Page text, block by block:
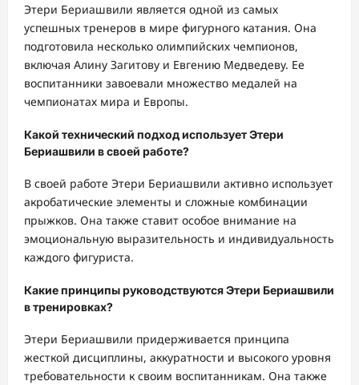
Этери Бериашвили является одной из самых
успешных тренеров в мире фигурного катания. Она
подготовила несколько олимпийских чемпионов,
включая Алину Загитову и Евгению Медведеву. Ее
воспитанники завоевали множество медалей на
чемпионатах мира и Европы.
Какой технический подход использует Этери
Бериашвили в своей работе?
В своей работе Этери Бериашвили активно использует
акробатические элементы и сложные комбинации
прыжков. Она также ставит особое внимание на
эмоциональную выразительность и индивидуальность
каждого фигуриста.
Какие принципы руководствуются Этери Бериашвили
в тренировках?
Этери Бериашвили придерживается принципа
жесткой дисциплины, аккуратности и высокого уровня
требовательности к своим воспитанникам. Она также